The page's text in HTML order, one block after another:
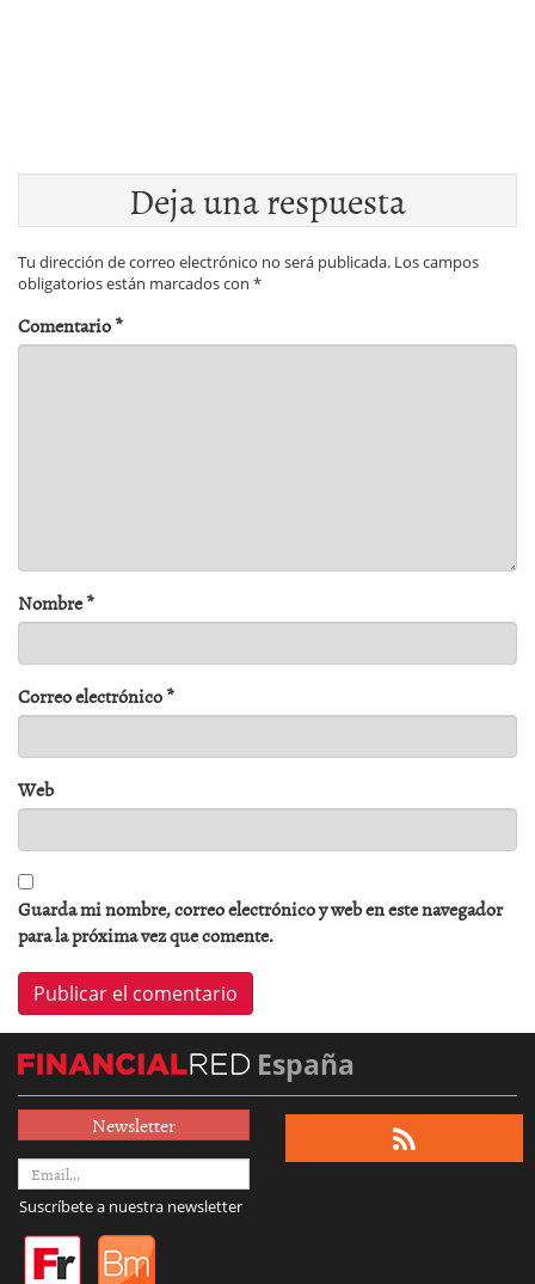
Deja una respuesta
Tu dirección de correo electrónico no será publicada. Los campos
obligatorios están marcados con *
Comentario*
Nombre*
Correo electrónico*
Web
Guarda mi nombre, correo electrónico y web en este navegador
para la próxima vez que comente.
España
Newsletter
Suscríbete a nuestra newsletter